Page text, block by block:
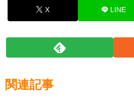
X LINE
関連記事